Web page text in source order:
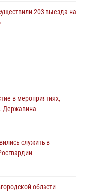
203 выезда на
телефонную «горячую
детям из летнего
в мероприятиях,
Державина
служить в
области